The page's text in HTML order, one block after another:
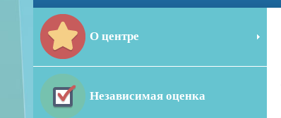
О центре
Независимая оценка